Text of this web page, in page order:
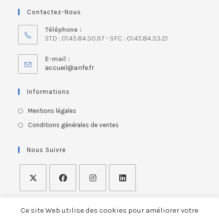
Contactez-Nous
Téléphone :
STD : 01.45.84.30.97 - SFC : 01.45.84.33.21
E-mail :
accueil@anfe.fr
Informations
Mentions légales
Conditions générales de ventes
Nous Suivre
Ce site Web utilise des cookies pour améliorer votre